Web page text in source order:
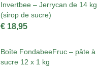
Invertbee – Jerrycan de 14 kg
(sirop de sucre)
€ 18,95
Boîte FondabeeFruc – pâte à
sucre 12 x 1 kg